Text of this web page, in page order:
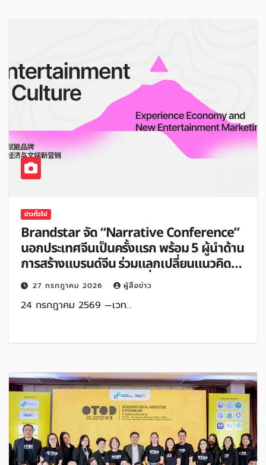
ข่าวทั่วไป
Brandstar จัด “Narrative Conference”
นอกประเทศจีนเป็นครั้งแรก พร้อม 5 ผู้นำด้าน
การสร้างแบรนด์จีน ร่วมแลกเปลี่ยนแนวคิด
“ทำอย่างไรให้แบรนด์เป็นที่เข้าใจในตลาดโลก”
27 กรกฎาคม 2026 ผู้สื่อข่าว
24 กรกฎาคม 2569 —เวท…